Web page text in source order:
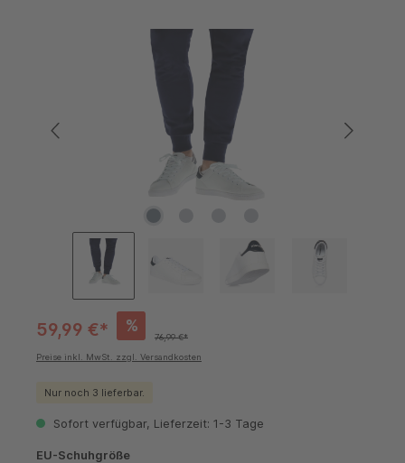
Bildergalerie überspringen
59,99 €* %
76,99 €*
Preise inkl. MwSt. zzgl. Versandkosten
Nur noch 3 lieferbar.
Sofort verfügbar, Lieferzeit: 1-3 Tage
EU-Schuhgrößeauswählen